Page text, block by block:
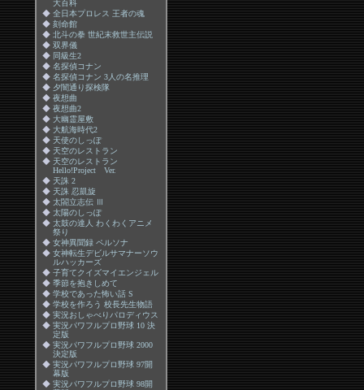
大百科
◆ 全日本プロレス 王者の魂
◆ 刻命館
◆ 北斗の拳 世紀末救世主伝説
◆ 双界儀
◆ 同級生2
◆ 名探偵コナン
◆ 名探偵コナン 3人の名推理
◆ 夕闇通り探検隊
◆ 夜想曲
◆ 夜想曲2
◆ 大幽霊屋敷
◆ 大航海時代2
◆ 天使のしっぽ
◆ 天空のレストラン
◆ 天空のレストラン
Hello!Project Ver.
◆ 天誅 2
◆ 天誅 忍凱旋
◆ 太閤立志伝 Ⅲ
◆ 太陽のしっぽ
◆ 太鼓の達人 わくわくアニメ
祭り
◆ 女神異聞録 ペルソナ
◆ 女神転生デビルサマナーソウ
ルハッカーズ
◆ 子育てクイズマイエンジェル
◆ 季節を抱きしめて
◆ 学校であった怖い話 S
◆ 学校を作ろう 校長先生物語
◆ 実況おしゃべりパロディウス
◆ 実況パワフルプロ野球 10 決
定版
◆ 実況パワフルプロ野球 2000
決定版
◆ 実況パワフルプロ野球 97開
幕版
◆ 実況パワフルプロ野球 98開